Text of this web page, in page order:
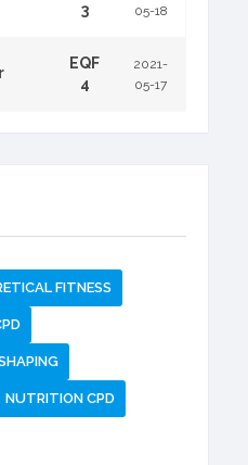
3 05-18
EQF
4
2021-
05-17
FITNESS
NUTRITION CPD